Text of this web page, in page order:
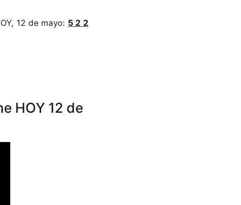
12 de mayo: 5 2 2
HOY 12 de